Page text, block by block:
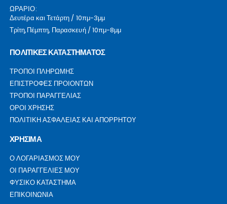
ΩΡΑΡΙΟ:
Δευτέρα και Τετάρτη / 10πμ-3μμ
Τρίτη,Πέμπτη, Παρασκευή / 10πμ-8μμ
ΠΟΛΙΤΙΚΕΣ ΚΑΤΑΣΤΗΜΑΤΟΣ
ΤΡΟΠΟΙ ΠΛΗΡΩΜΗΣ
ΕΠΙΣΤΡΟΦΕΣ ΠΡΟΙΟΝΤΩΝ
ΤΡΟΠΟΙ ΠΑΡΑΓΓΕΛΙΑΣ
ΟΡΟΙ ΧΡΗΣΗΣ
ΠΟΛΙΤΙΚΗ ΑΣΦΑΛΕΙΑΣ ΚΑΙ ΑΠΟΡΡΗΤΟΥ
ΧΡΗΣΙΜΑ
Ο ΛΟΓΑΡΙΑΣΜΟΣ ΜΟΥ
ΟΙ ΠΑΡΑΓΓΕΛΙΕΣ ΜΟΥ
ΦΥΣΙΚΟ ΚΑΤΑΣΤΗΜΑ
ΕΠΙΚΟΙΝΩΝΙΑ